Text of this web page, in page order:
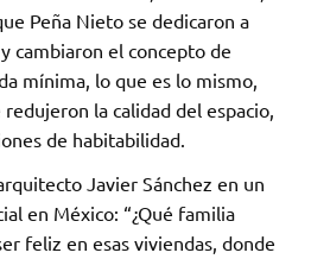
Peña Nieto se dedicaron a
cambiaron el concepto de
mínima, lo que es lo mismo,
la calidad del espacio,
de habitabilidad.
Javier Sánchez en un
en México: “¿Qué familia
feliz en esas viviendas, donde